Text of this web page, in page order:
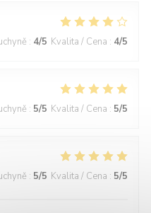
: 4/5 Kvalita / Cena : 4/5
: 5/5 Kvalita / Cena : 5/5
: 5/5 Kvalita / Cena : 5/5